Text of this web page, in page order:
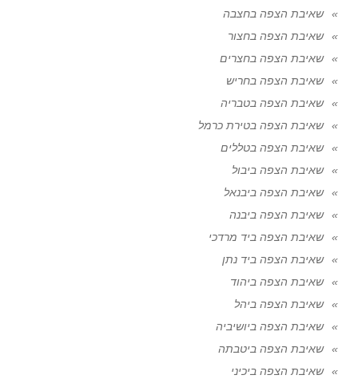
שאיבת הצפה בחצבה
שאיבת הצפה בחצור
שאיבת הצפה בחצרים
שאיבת הצפה בחריש
שאיבת הצפה בטבריה
שאיבת הצפה בטירת כרמל
שאיבת הצפה בטללים
שאיבת הצפה ביבול
שאיבת הצפה ביבנאל
שאיבת הצפה ביבנה
שאיבת הצפה ביד מרדכי
שאיבת הצפה ביד נתן
שאיבת הצפה ביהוד
שאיבת הצפה ביהל
שאיבת הצפה ביושיביה
שאיבת הצפה ביטבתה
שאיבת הצפה ביכיני